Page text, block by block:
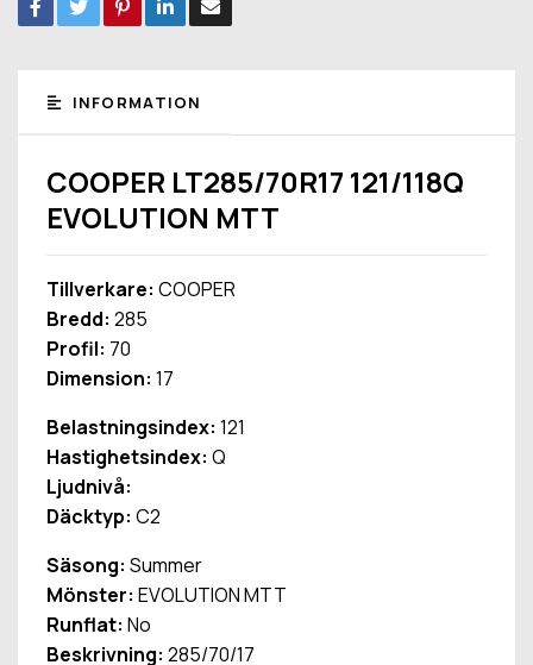
INFORMATION
COOPER LT285/70R17 121/118Q
EVOLUTION MTT
Tillverkare: COOPER
Bredd: 285
Profil: 70
Dimension: 17
Belastningsindex: 121
Hastighetsindex: Q
Ljudnivå:
Däcktyp: C2
Säsong: Summer
Mönster: EVOLUTION MTT
Runflat: No
Beskrivning: 285/70/17